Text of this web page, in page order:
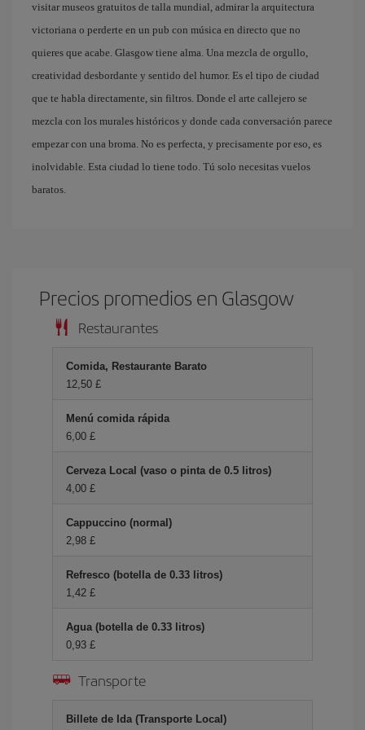
visitar museos gratuitos de talla mundial, admirar la arquitectura
victoriana o perderte en un pub con música en directo que no
quieres que acabe. Glasgow tiene alma. Una mezcla de orgullo,
creatividad desbordante y sentido del humor. Es el tipo de ciudad
que te habla directamente, sin filtros. Donde el arte callejero se
mezcla con los murales históricos y donde cada conversación parece
empezar con una broma. No es perfecta, y precisamente por eso, es
inolvidable. Esta ciudad lo tiene todo. Tú solo necesitas vuelos
baratos.
Precios promedios en Glasgow
Restaurantes
Comida, Restaurante Barato
12,50 £
Menú comida rápida
6,00 £
Cerveza Local (vaso o pinta de 0.5 litros)
4,00 £
Cappuccino (normal)
2,98 £
Refresco (botella de 0.33 litros)
1,42 £
Agua (botella de 0.33 litros)
0,93 £
Transporte
Billete de Ida (Transporte Local)